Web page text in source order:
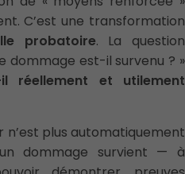
C’est une transformation
probatoire. La question
dommage est-il survenu ? »
réellement et utilement
plus automatiquement
dommage survient — à